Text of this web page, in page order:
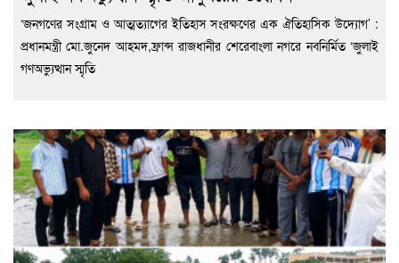
‘জনগণের সংগ্রাম ও আত্মত্যাগের ইতিহাস সংরক্ষণের এক ঐতিহাসিক উদ্যোগ’ :
প্রধানমন্ত্রী মো.জুনেদ আহমদ,ফ্রান্স রাজধানীর শেরেবাংলা নগরে নবনির্মিত ‘জুলাই
গণঅভ্যুত্থান স্মৃতি